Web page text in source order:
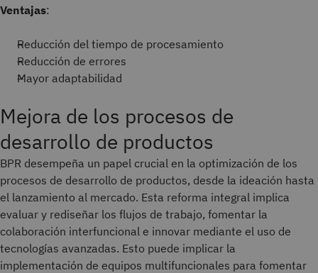
Ventajas:
Reducción del tiempo de procesamiento
Reducción de errores
Mayor adaptabilidad
Mejora de los procesos de
desarrollo de productos
BPR desempeña un papel crucial en la optimización de los
procesos de desarrollo de productos, desde la ideación hasta
el lanzamiento al mercado. Esta reforma integral implica
evaluar y rediseñar los flujos de trabajo, fomentar la
colaboración interfuncional e innovar mediante el uso de
tecnologías avanzadas. Esto puede implicar la
implementación de equipos multifuncionales para fomentar